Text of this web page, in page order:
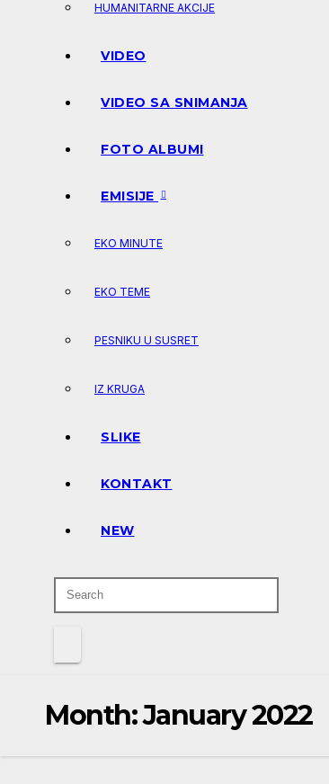
HUMANITARNE AKCIJE
VIDEO
VIDEO SA SNIMANJA
FOTO ALBUMI
EMISIJE
EKO MINUTE
EKO TEME
PESNIKU U SUSRET
IZ KRUGA
SLIKE
KONTAKT
NEW
Month:January 2022